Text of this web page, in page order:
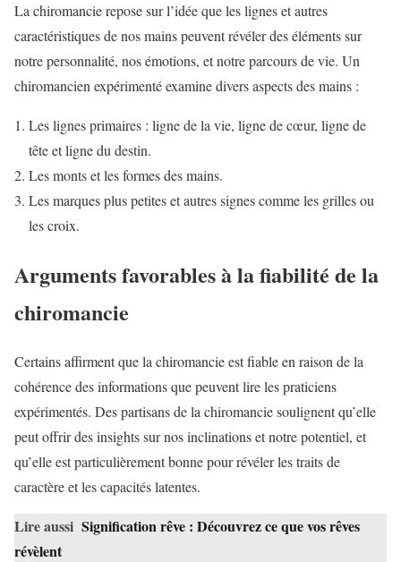
La chiromancie repose sur l’idée que les lignes et autres
caractéristiques de nos mains peuvent révéler des éléments sur
notre personnalité, nos émotions, et notre parcours de vie. Un
chiromancien expérimenté examine divers aspects des mains :
Les lignes primaires : ligne de la vie, ligne de cœur, ligne de
tête et ligne du destin.
Les monts et les formes des mains.
Les marques plus petites et autres signes comme les grilles ou
les croix.
Arguments favorables à la fiabilité de la
chiromancie
Certains affirment que la chiromancie est fiable en raison de la
cohérence des informations que peuvent lire les praticiens
expérimentés. Des partisans de la chiromancie soulignent qu’elle
peut offrir des insights sur nos inclinations et notre potentiel, et
qu’elle est particulièrement bonne pour révéler les traits de
caractère et les capacités latentes.
Lire aussi Signification rêve : Découvrez ce que vos rêves
révèlent